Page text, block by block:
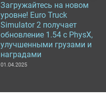
Загружайтесь на новом
уровне! Euro Truck
Simulator 2 получает
обновление 1.54 с PhysX,
улучшенными грузами и
наградами
01.04.2025